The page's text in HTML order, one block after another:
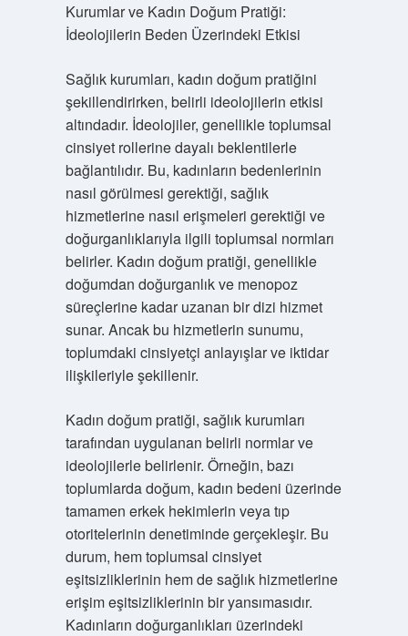
Kurumlar ve Kadın Doğum Pratiği:
İdeolojilerin Beden Üzerindeki Etkisi
Sağlık kurumları, kadın doğum pratiğini
şekillendirirken, belirli ideolojilerin etkisi
altındadır. İdeolojiler, genellikle toplumsal
cinsiyet rollerine dayalı beklentilerle
bağlantılıdır. Bu, kadınların bedenlerinin
nasıl görülmesi gerektiği, sağlık
hizmetlerine nasıl erişmeleri gerektiği ve
doğurganlıklarıyla ilgili toplumsal normları
belirler. Kadın doğum pratiği, genellikle
doğumdan doğurganlık ve menopoz
süreçlerine kadar uzanan bir dizi hizmet
sunar. Ancak bu hizmetlerin sunumu,
toplumdaki cinsiyetçi anlayışlar ve iktidar
ilişkileriyle şekillenir.
Kadın doğum pratiği, sağlık kurumları
tarafından uygulanan belirli normlar ve
ideolojilerle belirlenir. Örneğin, bazı
toplumlarda doğum, kadın bedeni üzerinde
tamamen erkek hekimlerin veya tıp
otoritelerinin denetiminde gerçekleşir. Bu
durum, hem toplumsal cinsiyet
eşitsizliklerinin hem de sağlık hizmetlerine
erişim eşitsizliklerinin bir yansımasıdır.
Kadınların doğurganlıkları üzerindeki